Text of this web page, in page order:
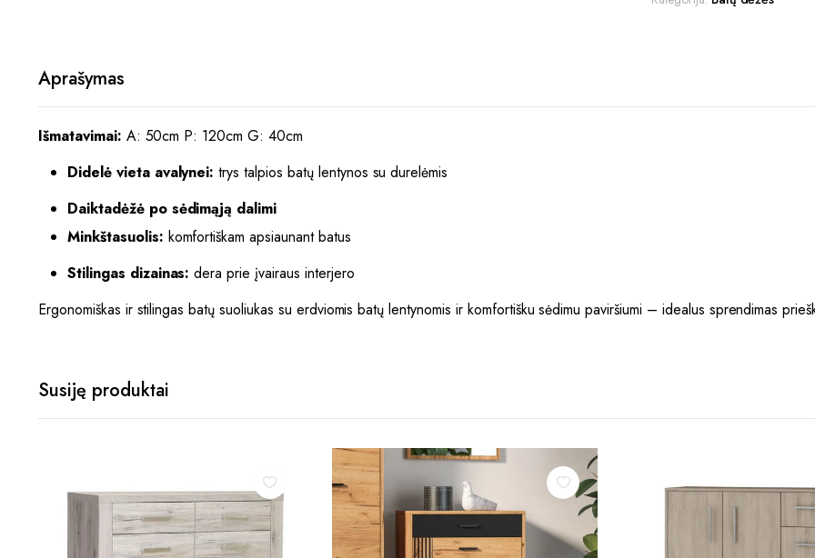
Aprašymas
Išmatavimai: A: 50cm P: 120cm G: 40cm
Didelė vieta avalynei: trys talpios batų lentynos su durelėmis
Daiktadėžė po sėdimąją dalimi
Minkštasuolis: komfortiškam apsiaunant batus
Stilingas dizainas: dera prie įvairaus interjero
Ergonomiškas ir stilingas batų suoliukas su erdviomis batų lentynomis ir komfortišku sėdimu paviršiumi – idealus sprendimas
Susiję produktai